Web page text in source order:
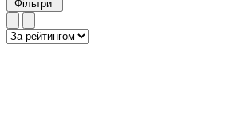
Фільтри